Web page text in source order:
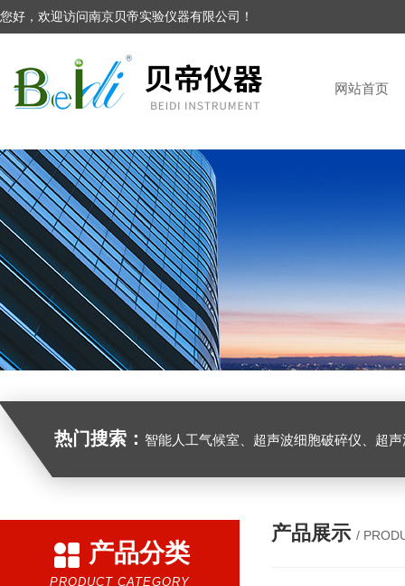
您好，欢迎访问南京贝帝实验仪器有限公司！
网站首页
热门搜索： 智能人工气候室、超声波细胞破碎仪、超
产品分类
PRODUCT CATEGORY
产品展示 /